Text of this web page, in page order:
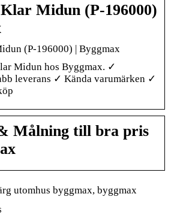
Midun (P-196000)
(P-196000) | Byggmax
Midun hos Byggmax. ✓
leverans ✓ Kända varumärken ✓
Målning till bra pris
utomhus byggmax, byggmax